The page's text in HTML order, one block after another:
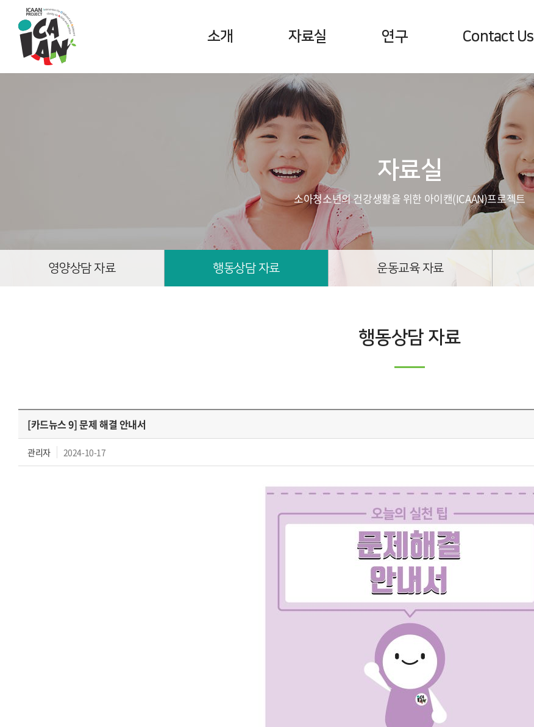
소개
PROJECT란?
아동청소년
고도비만 중재
프로그램
자료실
영양상담 자료
행동상담 자료
운동교육 자료
건강소식지
영양정보 및 레시피
연구 Contact Us
공지사항 및 뉴스
문의하기
찾아오는 길
자료실
소아청소년의 건강생활을 위한 아이캔(ICAAN)프로젝트
영양상담 자료 행동상담 자료 운동교육 자료
행동상담 자료
[카드뉴스 9] 문제 해결 안내서
관리자 2024-10-17